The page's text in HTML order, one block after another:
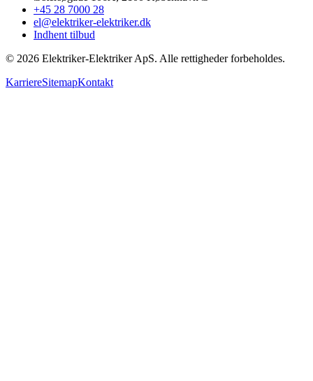
+45 28 7000 28
el@elektriker-elektriker.dk
Indhent tilbud
© 2026 Elektriker-Elektriker ApS. Alle rettigheder forbeholdes.
KarriereSitemapKontakt